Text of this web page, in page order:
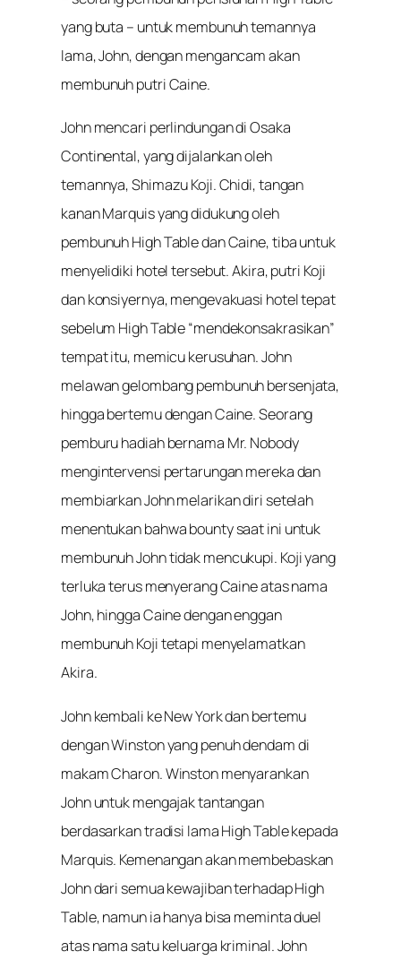
yang buta – untuk membunuh temannya
lama, John, dengan mengancam akan
membunuh putri Caine.
John mencari perlindungan di Osaka
Continental, yang dijalankan oleh
temannya, Shimazu Koji. Chidi, tangan
kanan Marquis yang didukung oleh
pembunuh High Table dan Caine, tiba untuk
menyelidiki hotel tersebut. Akira, putri Koji
dan konsiyernya, mengevakuasi hotel tepat
sebelum High Table “mendekonsakrasikan”
tempat itu, memicu kerusuhan. John
melawan gelombang pembunuh bersenjata,
hingga bertemu dengan Caine. Seorang
pemburu hadiah bernama Mr. Nobody
mengintervensi pertarungan mereka dan
membiarkan John melarikan diri setelah
menentukan bahwa bounty saat ini untuk
membunuh John tidak mencukupi. Koji yang
terluka terus menyerang Caine atas nama
John, hingga Caine dengan enggan
membunuh Koji tetapi menyelamatkan
Akira.
John kembali ke New York dan bertemu
dengan Winston yang penuh dendam di
makam Charon. Winston menyarankan
John untuk mengajak tantangan
berdasarkan tradisi lama High Table kepada
Marquis. Kemenangan akan membebaskan
John dari semua kewajiban terhadap High
Table, namun ia hanya bisa meminta duel
atas nama satu keluarga kriminal. John